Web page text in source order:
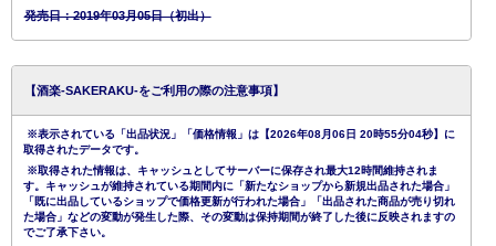
発売日：2019年03月05日（初出）
【酒楽-SAKERAKU-をご利用の際の注意事項】
※表示されている「出品状況」「価格情報」は【2026年08月06日 20時55分04秒】に
取得されたデータです。
※取得された情報は、キャッシュとしてサーバーに保存され最大12時間維持されま
す。キャッシュが維持されている期間内に「新たなショップから新規出品された場合」
「既に出品しているショップで価格更新が行われた場合」「出品された商品が売り切れ
た場合」などの変動が発生した際、その変動は保持期間が終了した後に反映されますの
でご了承下さい。